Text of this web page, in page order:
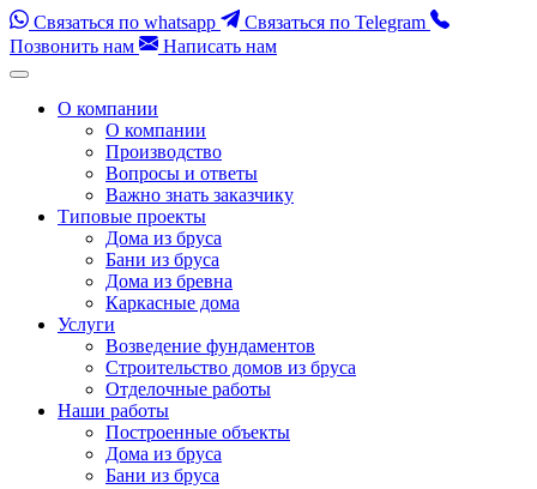
Связаться по whatsapp
Связаться по Telegram
Позвонить нам
Написать нам
Перейти
содержимому
(нажмите
О компании
О компании
Производство
Вопросы и ответы
Важно знать заказчику
Типовые проекты
Дома из бруса
Бани из бруса
Дома из бревна
Каркасные дома
Услуги
Возведение фундаментов
Строительство домов из бруса
Отделочные работы
Наши работы
Построенные объекты
Дома из бруса
Бани из бруса